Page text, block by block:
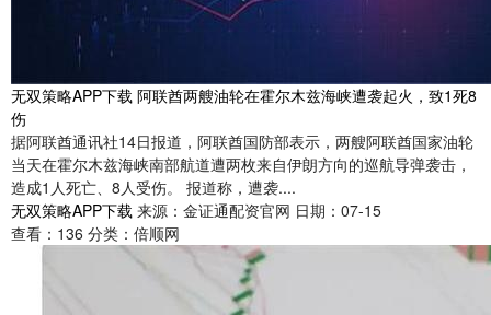
无双策略APP下载 阿联酋两艘油轮在霍尔木兹海峡遭袭起火，致1死8
伤
据阿联酋通讯社14日报道，阿联酋国防部表示，两艘阿联酋国家油轮
当天在霍尔木兹海峡南部航道遭两枚来自伊朗方向的巡航导弹袭击，
造成1人死亡、8人受伤。 报道称，遭袭....
无双策略APP下载 来源：金证通配资官网 日期：07-15
查看： 136 分类： 倍顺网